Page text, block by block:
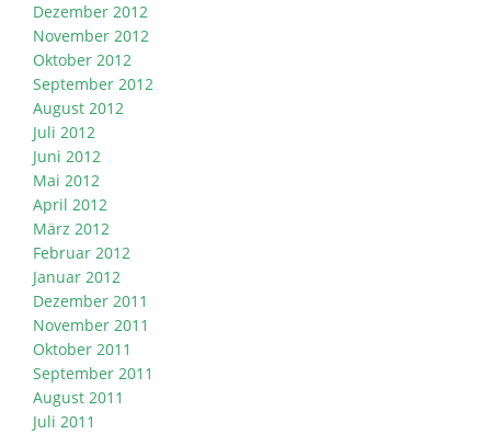
Dezember 2012
November 2012
Oktober 2012
September 2012
August 2012
Juli 2012
Juni 2012
Mai 2012
April 2012
März 2012
Februar 2012
Januar 2012
Dezember 2011
November 2011
Oktober 2011
September 2011
August 2011
Juli 2011